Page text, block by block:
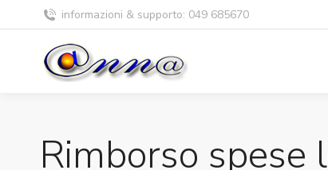
informazioni & supporto: 049 685670
Rimborso